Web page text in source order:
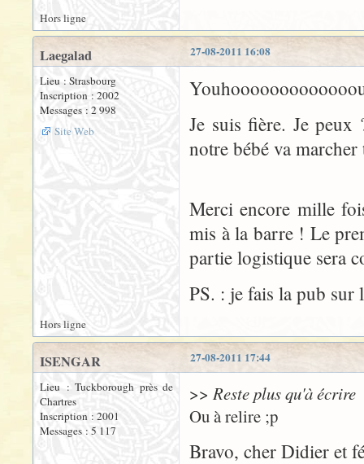
Hors ligne
27-08-2011 16:08
Laegalad
Lieu : Strasbourg
Inscription : 2002
Messages : 2 998
Site Web
Je suis fière. Je peux
notre bébé va
Merci encore mille
mis à la barre ! Le
partie logistique sera
PS. : je fais la pub
Hors ligne
27-08-2011 17:44
ISENGAR
Lieu : Tuckborough près de
Chartres
Inscription : 2001
Messages : 5 117
>> Reste plus qu'à écrire
Ou à relire ;p
Bravo, cher Didier et